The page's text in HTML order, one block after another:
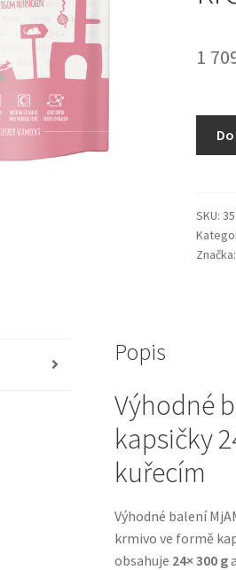
1
SKU:
Značka:
Popis
Výhodné
kapsičky
kuřecím
Výhodné balení
krmivo ve formě
obsahuje 24× 300 g